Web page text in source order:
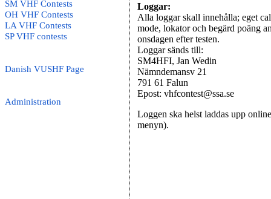
SM VHF Contests
OH VHF Contests
LA VHF Contests
SP VHF contests
Danish VUSHF Page
Administration
Loggar:
Alla loggar skall innehålla; eget
mode, lokator och begärd poäng
onsdagen efter testen.
Loggar sänds till:
SM4HFI, Jan Wedin
Nämndemansv 21
791 61 Falun
Epost: vhfcontest@ssa.se
Loggen ska helst laddas upp
menyn).